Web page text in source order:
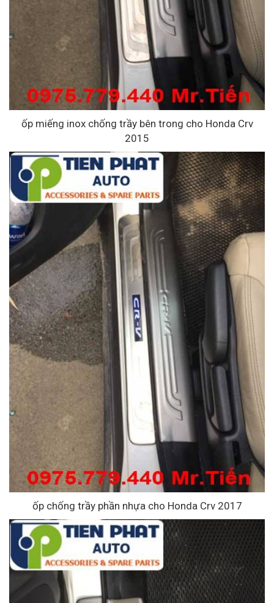
ốp miếng inox chống trầy bên trong cho Honda Crv
2015
ốp chống trầy phần nhựa cho Honda Crv 2017